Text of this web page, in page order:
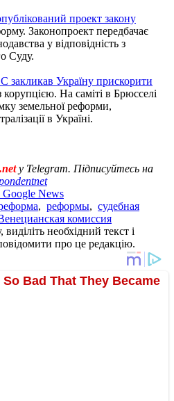
проект закону
Законопроект передбачає
у відповідність з
Суду.
закликав Україну прискорити
корупцією. На саміті в Брюсселі
земельної реформи,
в Україні.
у Telegram. Підписуйтесь на
Google News
, реформы, судебная
комиссия
необхідний текст і
про це редакцію.